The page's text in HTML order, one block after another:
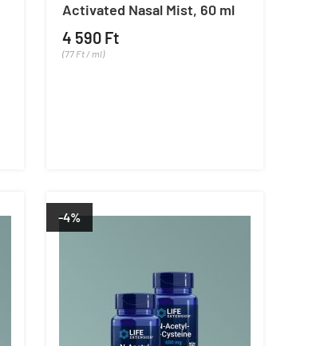
Activated Nasal Mist, 60 ml
4 590 Ft
(77 Ft / ml)
-4%